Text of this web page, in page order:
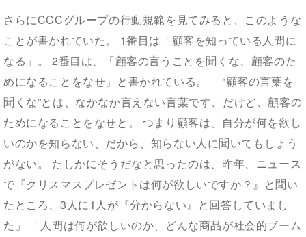
さらにCCCグループの行動規範を見てみると、このような
ことが書かれていた。 1番目は「顧客を知っている人間に
なる」。 2番目は、「顧客の言うことを聞くな、顧客のた
めになることをなせ」と書かれている。 「“顧客の言葉を
聞くな”とは、なかなか言えない言葉です、だけど、顧客の
ためになることをなせと。 つまり顧客は、自分が何を欲し
いのかを知らない、だから、知らない人に聞いてもしょう
がない。 たしかにそうだなと思ったのは、昨年、ニュース
で『クリスマスプレゼントは何が欲しいですか？』と聞い
たところ、3人に1人が『分からない』と回答していまし
た」 「人間は何が欲しいのか、どんな商品が社会的ブーム